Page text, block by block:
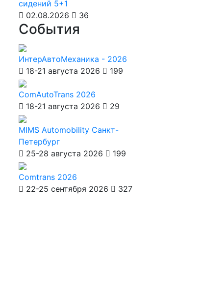
сидений 5+1
02.08.2026
36
События
ИнтерАвтоМеханика - 2026
18-21 августа 2026
199
ComAutoTrans 2026
18-21 августа 2026
29
MIMS Automobility Санкт-
Петербург
25-28 августа 2026
199
Comtrans 2026
22-25 сентября 2026
327